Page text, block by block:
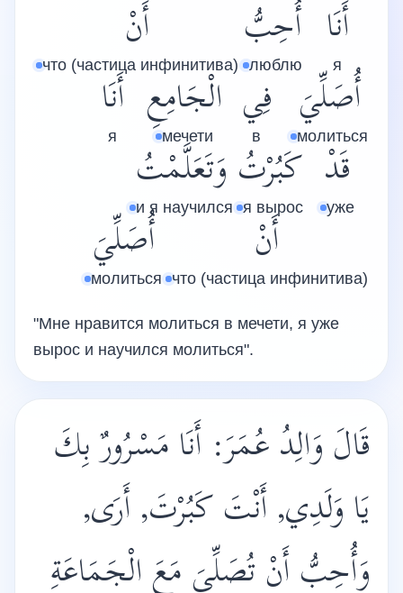
أَنَا
я
أُحِبُّ
люблю
أَنْ
что (частица инфинитива)
أُصَلِّيَ
молиться
فِي
в
الْجَامِعِ
мечети
أَنَا
я
قَدْ
уже
كَبُرْتُ
я вырос
وَتَعَلَّمْتُ
и я научился
أَنْ
что (частица инфинитива)
أُصَلِّيَ
молиться
"Мне нравится молиться в мечети, я уже
вырос и научился молиться".
قَالَ وَالِدُ عُمَرَ: أَنَا مَسْرُورٌ بِكَ
يَا وَلَدِي, أَنْتَ كَبُرْتَ, أَرَى,
وَأُحِبُّ أَنْ تُصَلِّيَ مَعَ الْجَمَاعَةِ